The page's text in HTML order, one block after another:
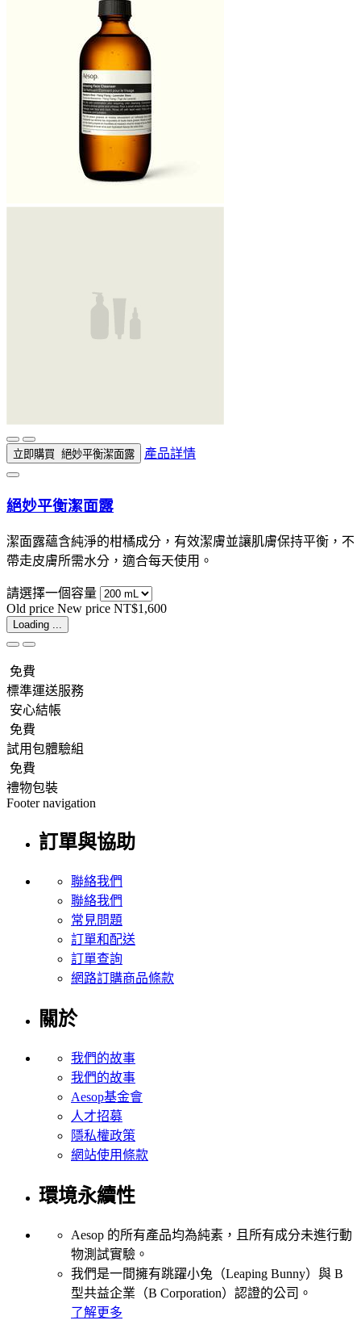
立即購買 絕妙平衡潔面露 產品詳情
絕妙平衡潔面露
潔面露蘊含純淨的柑橘成分，有效潔膚並讓肌膚保持平衡，不
帶走皮膚所需水分，適合每天使用。
請選擇一個容量
Old price New price NT$1,600
Loading ...
免費
標準運送服務
安心結帳
免費
試用包體驗組
免費
禮物包裝
Footer navigation
訂單與協助
聯絡我們
聯絡我們
常見問題
訂單和配送
訂單查詢
網路訂購商品條款
關於
我們的故事
我們的故事
Aesop基金會
人才招募
隱私權政策
網站使用條款
環境永續性
Aesop 的所有產品均為純素，且所有成分未進行動
物測試實驗。
我們是一間擁有跳躍小兔（Leaping Bunny）與 B
型共益企業（B Corporation）認證的公司。
了解更多